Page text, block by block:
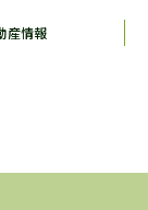
産情報